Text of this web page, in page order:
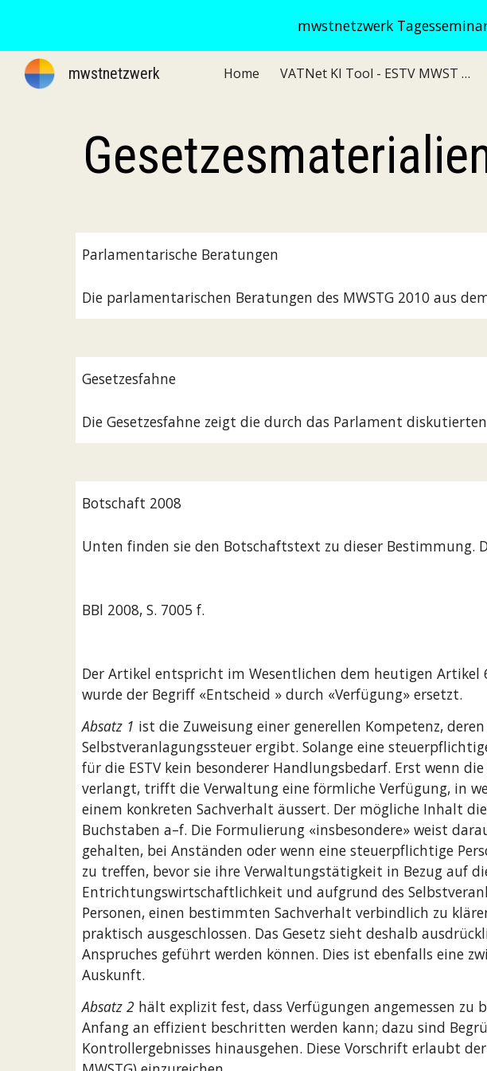
Skip to main content
mwstnetzwerk
mwstnetzwerk Home VATNet KI Tool - ESTV MWST Verwaltungspraxis
Parlamentarische Beratungen
Die parlamentarischen Beratungen des MWSTG 2010 aus
Gesetzesfahne
Die Gesetzesfahne zeigt die durch das Parlament
Botschaft 2008
Unten finden sie den Botschaftstext zu dieser Bestimmung.
BBl 2008, S. 7005 f.
Der Artikel entspricht im Wesentlichen dem heutigen Artikel
wurde der Begriff «Entscheid » durch «Verfügung» ersetzt.
Absatz 1 ist die Zuweisung einer generellen Kompetenz,
Selbstveranlagungssteuer ergibt. Solange eine
für die ESTV kein besonderer Handlungsbedarf. Erst wenn
verlangt, trifft die Verwaltung eine förmliche Verfügung, in
einem konkreten Sachverhalt äussert. Der mögliche Inhalt
Buchstaben a–f. Die Formulierung «insbesondere» weist
gehalten, bei Anständen oder wenn eine steuerpflichtige
zu treffen, bevor sie ihre Verwaltungstätigkeit in Bezug auf
Entrichtungswirtschaftlichkeit und aufgrund des
Personen, einen bestimmten Sachverhalt verbindlich zu
praktisch ausgeschlossen. Das Gesetz sieht deshalb
Anspruches geführt werden können. Dies ist ebenfalls eine
Auskunft.
Absatz 2 hält explizit fest, dass Verfügungen angemessen zu
Anfang an effizient beschritten werden kann; dazu sind
Kontrollergebnisses hinausgehen. Diese Vorschrift erlaubt